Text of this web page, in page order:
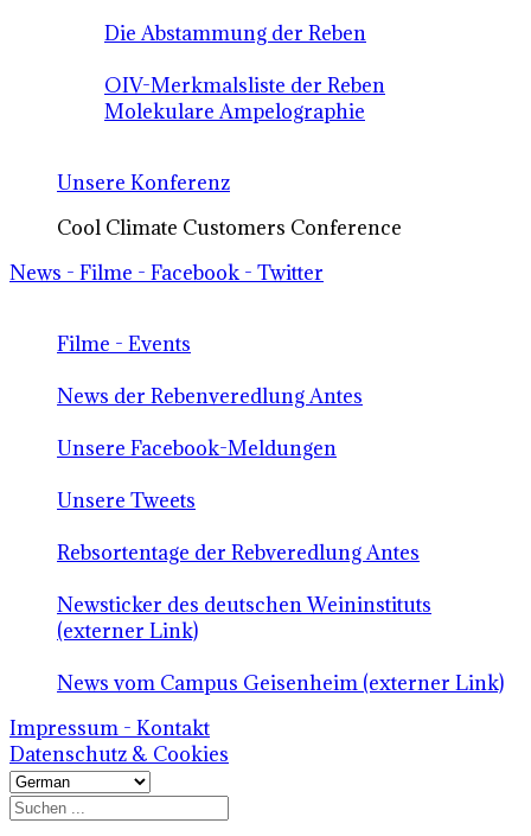
Die Abstammung der Reben
OIV-Merkmalsliste der Reben
Molekulare Ampelographie
Unsere Konferenz
Cool Climate Customers Conference
News - Filme - Facebook - Twitter
Filme - Events
News der Rebenveredlung Antes
Unsere Facebook-Meldungen
Unsere Tweets
Rebsortentage der Rebveredlung Antes
Newsticker des deutschen Weininstituts
(externer Link)
News vom Campus Geisenheim (externer Link)
Impressum - Kontakt
Datenschutz & Cookies